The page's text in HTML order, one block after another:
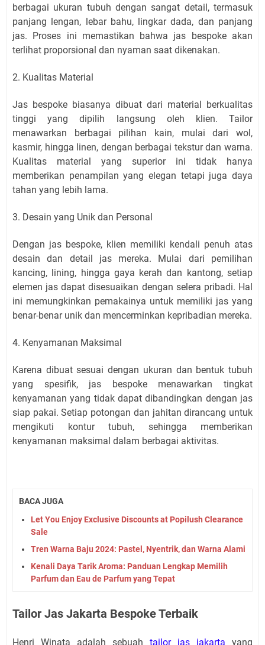
berbagai ukuran tubuh dengan sangat detail, termasuk
panjang lengan, lebar bahu, lingkar dada, dan panjang
jas. Proses ini memastikan bahwa jas bespoke akan
terlihat proporsional dan nyaman saat dikenakan.
2. Kualitas Material
Jas bespoke biasanya dibuat dari material berkualitas
tinggi yang dipilih langsung oleh klien. Tailor
menawarkan berbagai pilihan kain, mulai dari wol,
kasmir, hingga linen, dengan berbagai tekstur dan warna.
Kualitas material yang superior ini tidak hanya
memberikan penampilan yang elegan tetapi juga daya
tahan yang lebih lama.
3. Desain yang Unik dan Personal
Dengan jas bespoke, klien memiliki kendali penuh atas
desain dan detail jas mereka. Mulai dari pemilihan
kancing, lining, hingga gaya kerah dan kantong, setiap
elemen jas dapat disesuaikan dengan selera pribadi. Hal
ini memungkinkan pemakainya untuk memiliki jas yang
benar-benar unik dan mencerminkan kepribadian mereka.
4. Kenyamanan Maksimal
Karena dibuat sesuai dengan ukuran dan bentuk tubuh
yang spesifik, jas bespoke menawarkan tingkat
kenyamanan yang tidak dapat dibandingkan dengan jas
siap pakai. Setiap potongan dan jahitan dirancang untuk
mengikuti kontur tubuh, sehingga memberikan
kenyamanan maksimal dalam berbagai aktivitas.
BACA JUGA
Let You Enjoy Exclusive Discounts at Popilush Clearance
Sale
Tren Warna Baju 2024: Pastel, Nyentrik, dan Warna Alami
Kenali Daya Tarik Aroma: Panduan Lengkap Memilih
Parfum dan Eau de Parfum yang Tepat
Tailor Jas Jakarta Bespoke Terbaik
Henri Winata adalah sebuah tailor jas jakarta yang